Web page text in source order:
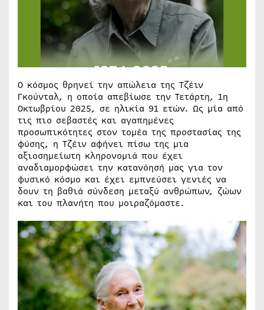
Ο κόσμος θρηνεί την απώλεια της Τζέιν
Γκούνταλ, η οποία απεβίωσε την Τετάρτη, 1η
Οκτωβρίου 2025, σε ηλικία 91 ετών. Ως μία από
τις πιο σεβαστές και αγαπημένες
προσωπικότητες στον τομέα της προστασίας της
φύσης, η Τζέιν αφήνει πίσω της μια
αξιοσημείωτη κληρονομιά που έχει
αναδιαμορφώσει την κατανόησή μας για τον
φυσικό κόσμο και έχει εμπνεύσει γενιές να
δουν τη βαθιά σύνδεση μεταξύ ανθρώπων, ζώων
και του πλανήτη που μοιραζόμαστε.